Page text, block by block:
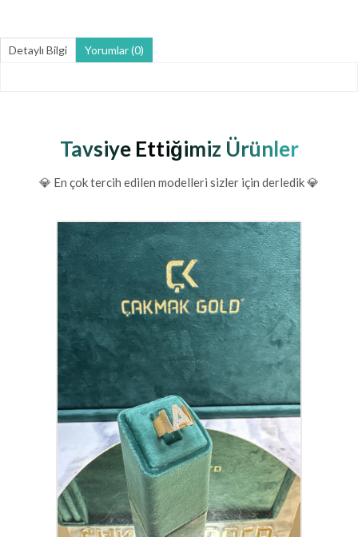
Detaylı Bilgi Yorumlar (0)
Tavsiye Ettiğimiz Ürünler
💎 En çok tercih edilen modelleri sizler için derledik 💎